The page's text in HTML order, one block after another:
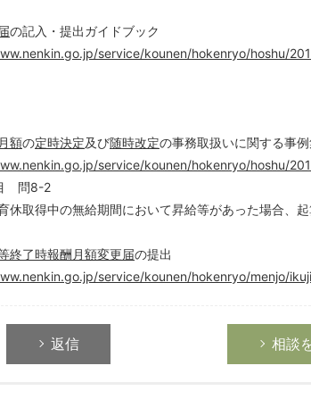
の記入・提出ガイドブック
service/kounen/hokenryo/hoshu/
額の定時決定及び随時改定の事務取扱いに関する事
service/kounen/hokenryo/hoshu/
問8-2
休取得中の無給期間において昇給等があった場合、起
終了時報酬月額変更届の提出
service/kounen/hokenryo/menjo/
返信 相談